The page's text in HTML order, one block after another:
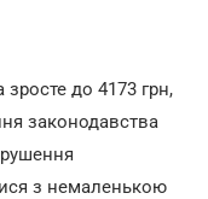
зросте до 4173 грн,
законодавства
з немаленькою